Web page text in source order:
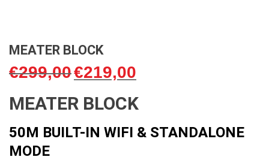
MEATER BLOCK
€299,00 Oorspronkelijke
was:
€219,00
is:
MEATER BLOCK
50M BUILT-IN WIFI & STANDALONE
MODE